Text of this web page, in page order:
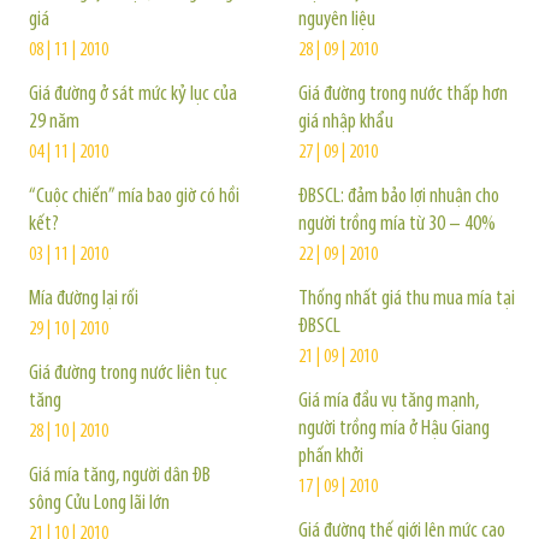
giá
08 | 11 | 2010
Giá đường ở sát mức kỷ lục của
29 năm
04 | 11 | 2010
“Cuộc chiến” mía bao giờ có hồi
kết?
03 | 11 | 2010
Mía đường lại rối
29 | 10 | 2010
Giá đường trong nước liên tục
tăng
28 | 10 | 2010
Giá mía tăng, người dân ĐB
sông Cửu Long lãi lớn
21 | 10 | 2010
nguyên liệu
28 | 09 | 2010
Giá đường trong nước thấp hơn
giá nhập khẩu
27 | 09 | 2010
ĐBSCL: đảm bảo lợi nhuận cho
người trồng mía từ 30 – 40%
22 | 09 | 2010
Thống nhất giá thu mua mía tại
ĐBSCL
21 | 09 | 2010
Giá mía đầu vụ tăng mạnh,
người trồng mía ở Hậu Giang
phấn khởi
17 | 09 | 2010
Giá đường thế giới lên mức cao